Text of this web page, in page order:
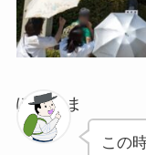
ぽちゃま
この